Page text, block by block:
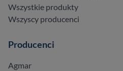
Wszystkie produkty
Wszyscy producenci
Producenci
Agmar